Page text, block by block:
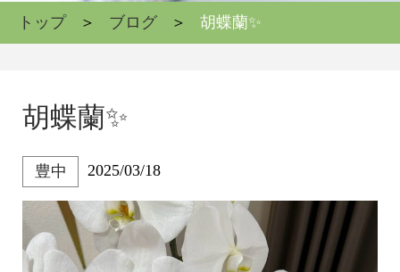
トップ ブログ 胡蝶蘭✨
胡蝶蘭✨
豊中 2025/03/18